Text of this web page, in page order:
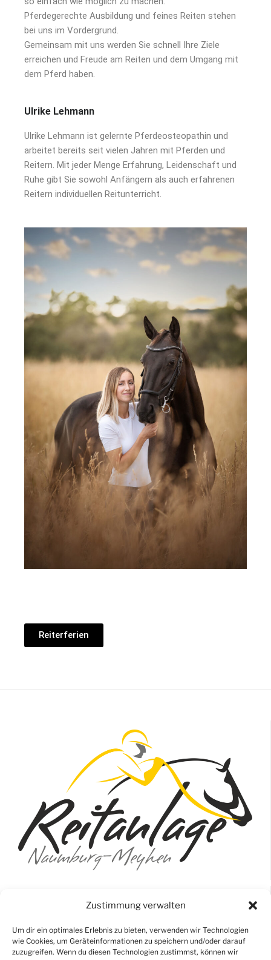
Zustimmung verwalten
Um dir ein optimales Erlebnis zu bieten, verwenden wir Technologien
wie Cookies, um Geräteinformationen zu speichern und/oder darauf
zuzugreifen. Wenn du diesen Technologien zustimmst, können wir
Pferdegerechte Ausbildung und feines Reiten stehen
bei uns im Vordergrund.
Gemeinsam mit uns werden Sie schnell Ihre Ziele
erreichen und Freude am Reiten und dem Umgang mit
dem Pferd haben.
Ulrike Lehmann
Ulrike Lehmann ist gelernte Pferdeosteopathin und
arbeitet bereits seit vielen Jahren mit Pferden und
Reitern. Mit jeder Menge Erfahrung, Leidenschaft und
Ruhe gibt Sie sowohl Anfängern als auch erfahrenen
Reitern individuellen Reitunterricht.
Reiterferien
Reitanlage & Pferdepension Reinert
06618 Naumburg (OT Meyhen)